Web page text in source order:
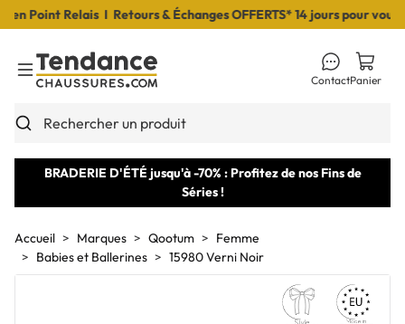
Point Relais I Retours & Échanges OFFERTS* 14 jours pour vous
Toggle Menu
Rechercher un produit
ContactPanier
BRADERIE D'ÉTÉ jusqu'à -70% : Profitez de nos Fins de
Séries !
Accueil Marques Qootum
Femme
Babies et Ballerines
15980 Verni Noir